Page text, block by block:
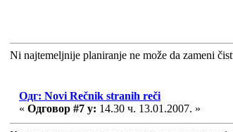
Ni najtemeljnije planiranje ne može da zameni
Одг: Novi Rečnik stranih reči
« Одговор #7 у: 14.30 ч. 13.01.2007. »